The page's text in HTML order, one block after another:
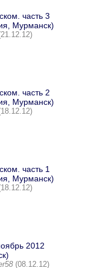
часть 3
Мурманск)
часть 2
Мурманск)
часть 1
Мурманск)
2012
(08.12.12)